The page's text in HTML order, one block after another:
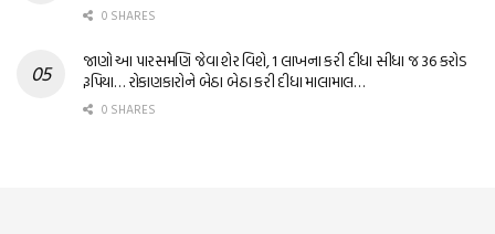
0 SHARES
જાણો આ પારસમણિ જેવા શેર વિશે, 1 લાખના કરી દીધા સીધા જ 36 કરોડ
રૂપિયા… રોકાણકારોને બેઠા બેઠા કરી દીધા માલામાલ…
0 SHARES